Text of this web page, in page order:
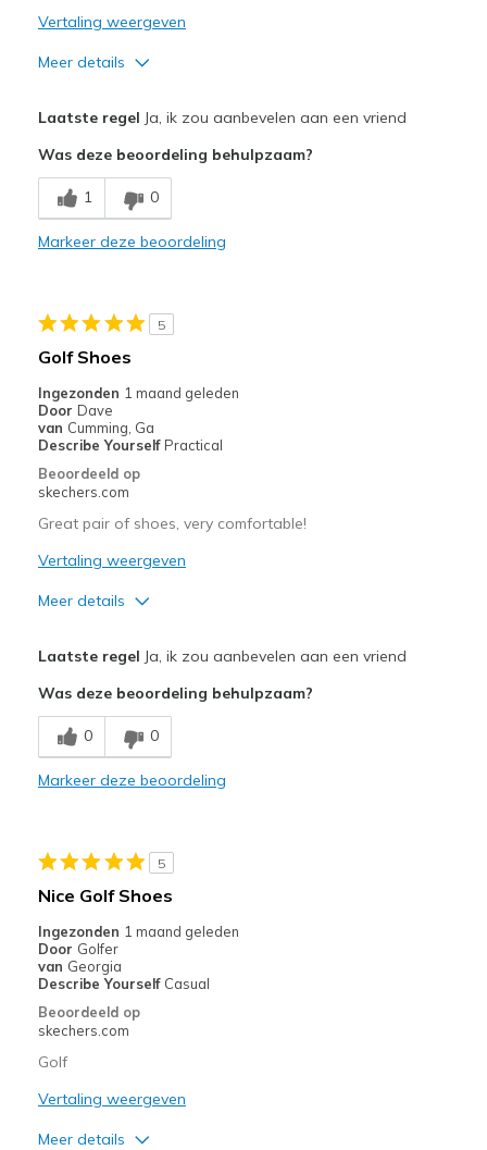
Vertaling weergeven
Meer details
Breathe Well
Comfortable
Width
Sizing
Feels true to size
View On Shoes
Laatste regel Ja, ik zou aanbevelen aan een vriend
Was deze beoordeling behulpzaam?
1 0
Markeer deze beoordeling
5
Golf Shoes
Ingezonden 1 maand geleden
Door Dave
van Cumming, Ga
Describe Yourself Practical
Beoordeeld op
skechers.com
Great pair of shoes, very comfortable!
Vertaling weergeven
Meer details
Comfortable
Durable
Golf
Width
Feels true to width
Sizing
View On Shoes
Shoes are for Wearing
Laatste regel Ja, ik zou aanbevelen aan een vriend
Was deze beoordeling behulpzaam?
0 0
Markeer deze beoordeling
5
Nice Golf Shoes
Ingezonden 1 maand geleden
Door Golfer
van Georgia
Describe Yourself Casual
Beoordeeld op
skechers.com
Golf
Vertaling weergeven
Meer details